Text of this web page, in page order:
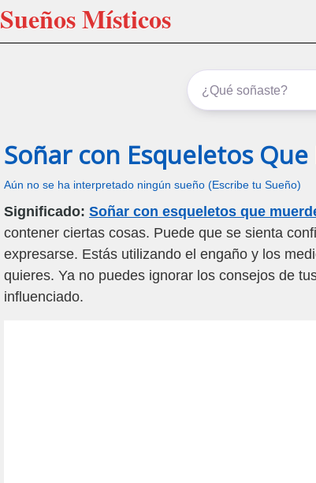
Sueños Místicos
Soñar con Esqueletos
Aún no se ha interpretado ningún sueño (Escribe tu Sueño)
Significado: Soñar con esqueletos que
contener ciertas cosas. Puede que se sienta
expresarse. Estás utilizando el engaño y los
quieres. Ya no puedes ignorar los consejos de
influenciado.